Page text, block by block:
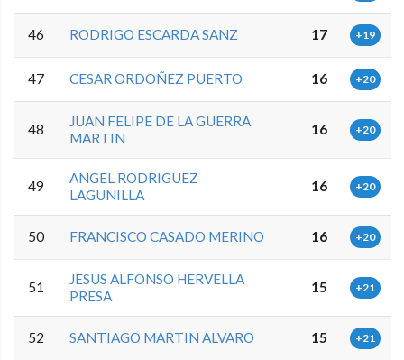
46 RODRIGO ESCARDA SANZ 17 +19
47 CESAR ORDOÑEZ PUERTO 16 +20
48
JUAN FELIPE DE LA GUERRA
MARTIN
16 +20
49
ANGEL RODRIGUEZ
LAGUNILLA
16 +20
50 FRANCISCO CASADO MERINO 16 +20
51
JESUS ALFONSO HERVELLA
PRESA
15 +21
52 SANTIAGO MARTIN ALVARO 15 +21